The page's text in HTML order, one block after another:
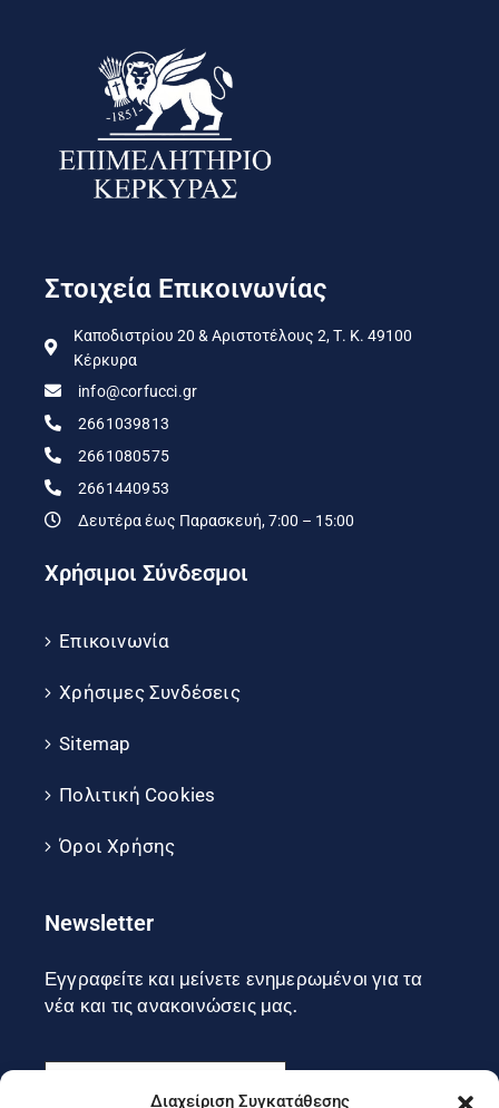
Διαχείριση Συγκατάθεσης
Στοιχεία Επικοινωνίας
Καποδιστρίου 20 & Αριστοτέλους 2, Τ. Κ. 49100
Κέρκυρα
info@corfucci.gr
2661039813
2661080575
2661440953
Δευτέρα έως Παρασκευή, 7:00 – 15:00
Χρήσιμοι Σύνδεσμοι
Επικοινωνία
Χρήσιμες Συνδέσεις
Sitemap
Πολιτική Cookies
Όροι Χρήσης
Newsletter
Εγγραφείτε και μείνετε ενημερωμένοι για τα
νέα και τις ανακοινώσεις μας.